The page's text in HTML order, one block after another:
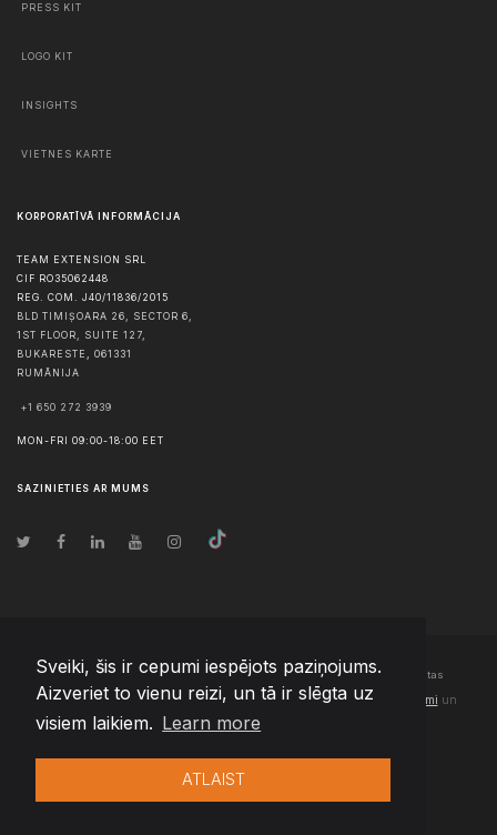
Sveiki, šis ir cepumi iespējots paziņojums.
Aizveriet to vienu reizi, un tā ir slēgta uz
visiem laikiem. Learn more
ATLAIST
PRESS KIT
LOGO KIT
INSIGHTS
VIETNES KARTE
KORPORATĪVĀ INFORMĀCIJA
TEAM EXTENSION SRL
CIF RO35062448
REG. COM. J40/11836/2015
BLD TIMIȘOARA 26, SECTOR 6,
1ST FLOOR, SUITE 127,
BUKARESTE , 061331
RUMĀNIJA
+1 650 272 3939
MON-FRI 09:00-18:00 EET
SAZINIETIES AR MUMS
© Autortiesības2026 Team Extension Latvia- Visas tiesības aizsargātas
Changelog● Izmantojot šo vietni, jūs piekrītat mūsuLietošanas noteikumi un
Privātuma politika